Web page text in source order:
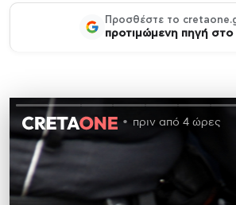
Προσθέστε το
προτιμώμενη πηγή
πριν από 4 ώρες